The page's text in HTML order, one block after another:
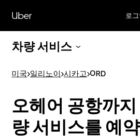
Uber 로그
차량 서비스
미국>일리노이>시카고>ORD
오헤어 공항까
량 서비스를 예